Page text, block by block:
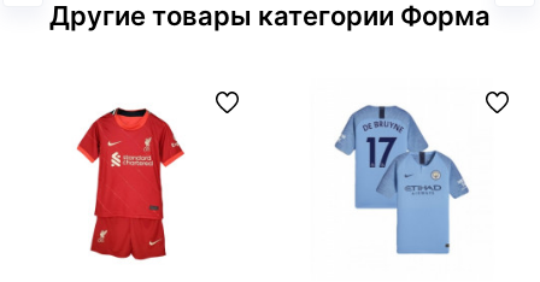
Другие товары категории Форма